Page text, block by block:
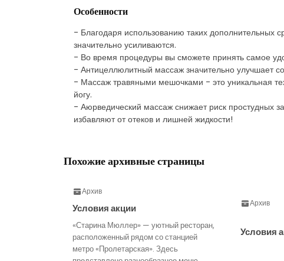
Особенности
- Благодаря использованию таких дополнительных
значительно усиливаются.
- Во время процедуры вы сможете принять самое
- Антицеллюлитный массаж значительно улучшает
- Массаж травяными мешочками - это уникальная
йогу.
- Аюрведический массаж снижает риск простудных
избавляют от отеков и лишней жидкости!
Похожие архивные страницы
Архив
Условия акции
«Старина Мюллер» — уютный ресторан,
расположенный рядом со станцией
метро «Пролетарская». Здесь
Архив
Условия